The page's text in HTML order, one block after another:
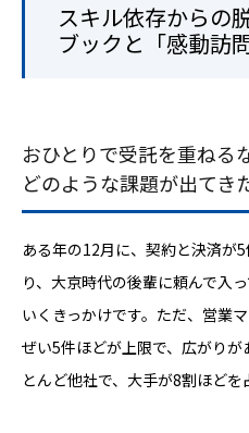
スキル依存からの
ブックと「感動訪
おひとりで受託を重ねる
どのような課題が出てき
ある年の12月に、契約と決済が
り、大京時代の後輩に頼んで入
いくきっかけです。ただ、営業
ぜい5件ほどが上限で、広がり
とんど他社で、大手が8割ほどを